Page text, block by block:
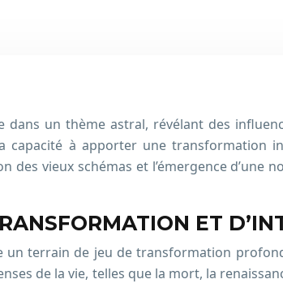
un thème astral, révélant des
à apporter une transformation
vieux schémas et l’émergence d’une
ET
terrain de jeu de transformation
de la vie, telles que la mort, la